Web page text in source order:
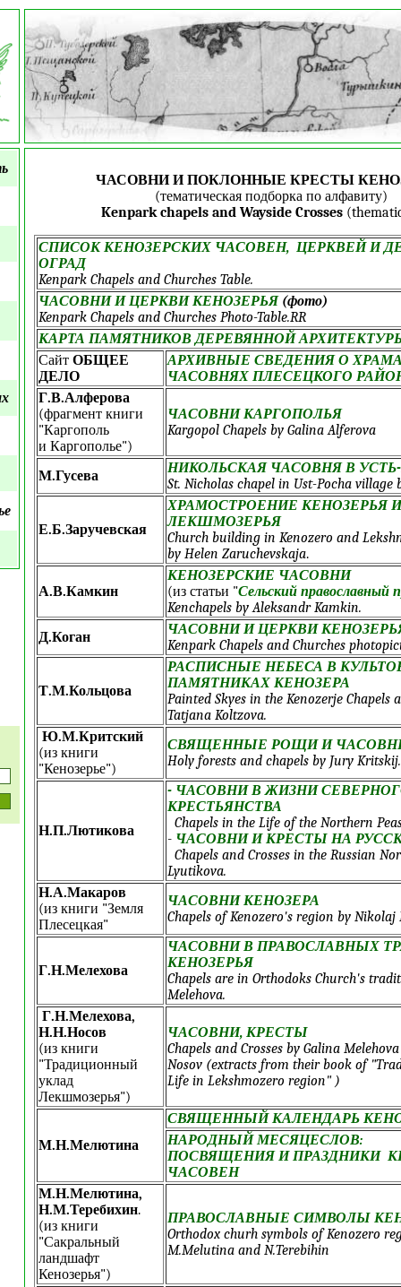
ЧАСОВНИ И ПОКЛОННЫЕ КРЕСТЫ
(тематическая подборка по алфавиту)
Kenpark chapels and Wayside Crosses
СПИСОК КЕНОЗЕРСКИХ ЧАСОВЕН, ЦЕРКВЕЙ И
ОГРАД
Kenpark Chapels and Churches Table.
ЧАСОВНИ И ЦЕРКВИ КЕНОЗЕРЬЯ (фото)
Kenpark Chapels and Churches Photo-Table.RR
КАРТА ПАМЯТНИКОВ ДЕРЕВЯННОЙ
Сайт ОБЩЕЕ
ДЕЛО
АРХИВНЫЕ СВЕДЕНИЯ О
ЧАСОВНЯХ ПЛЕСЕЦКОГО
Г.В.Алферова
(фрагмент книги
"Каргополь
и Каргополье")
ЧАСОВНИ КАРГОПОЛЬЯ
Kargopol Chapels by Galina Alferova
М.Гусева
НИКОЛЬСКАЯ ЧАСОВНЯ В
St. Nicholas chapel in Ust-Pocha village
Е.Б.Заручевская
ХРАМОСТРОЕНИЕ КЕНОЗЕРЬЯ И
ЛЕКШМОЗЕРЬЯ
Church building in Kenozero and
by Helen Zaruchevskaja.
А.В.Камкин
КЕНОЗЕРСКИЕ ЧАСОВНИ
(из статьи "Сельский православный
Kenchapels by Aleksandr Kamkin.
Д.Коган
ЧАСОВНИ И ЦЕРКВИ
Kenpark Chapels and Churches
Т.М.Кольцова
РАСПИСНЫЕ НЕБЕСА В
ПАМЯТНИКАХ КЕНОЗЕРА
Painted Skyes in the Kenozerje Chapels
Tatjana Koltzova.
Ю.М.Критский
(из книги
"Кенозерье")
СВЯЩЕННЫЕ РОЩИ И
Holy forests and chapels by Jury Kritskij.
Н.П.Лютикова
- ЧАСОВНИ В ЖИЗНИ
КРЕСТЬЯНСТВА
Chapels in the Life of the Northern
- ЧАСОВНИ И КРЕСТЫ НА
Chapels and Crosses in the Russian
Lyutikova.
Н.А.Макаров
(из книги "Земля
Плесецкая"
ЧАСОВНИ КЕНОЗЕРА
Chapels of Kenozero's region by Nikolaj
Г.Н.Мелехова
ЧАСОВНИ В ПРАВОСЛАВНЫХ
КЕНОЗЕРЬЯ
Chapels are in Orthodoks Church's
Melehova.
Г.Н.Мелехова,
Н.Н.Носов
(из книги
"Традиционный
уклад
Лекшмозерья")
ЧАСОВНИ, КРЕСТЫ
Chapels and Crosses by Galina
Nosov (extracts from their book of
Life in Lekshmozero region" )
М.Н.Мелютина
СВЯЩЕННЫЙ КАЛЕНДАРЬ
НАРОДНЫЙ МЕСЯЦЕСЛОВ:
ПОСВЯЩЕНИЯ И ПРАЗДНИКИ
ЧАСОВЕН
М.Н.Мелютина,
Н.М.Теребихин.
(из книги
"Сакральный
ландшафт
Кенозерья")
ПРАВОСЛАВНЫЕ СИМВОЛЫ
Orthodox churh symbols of Kenozero
M.Melutina and N.Terebihin